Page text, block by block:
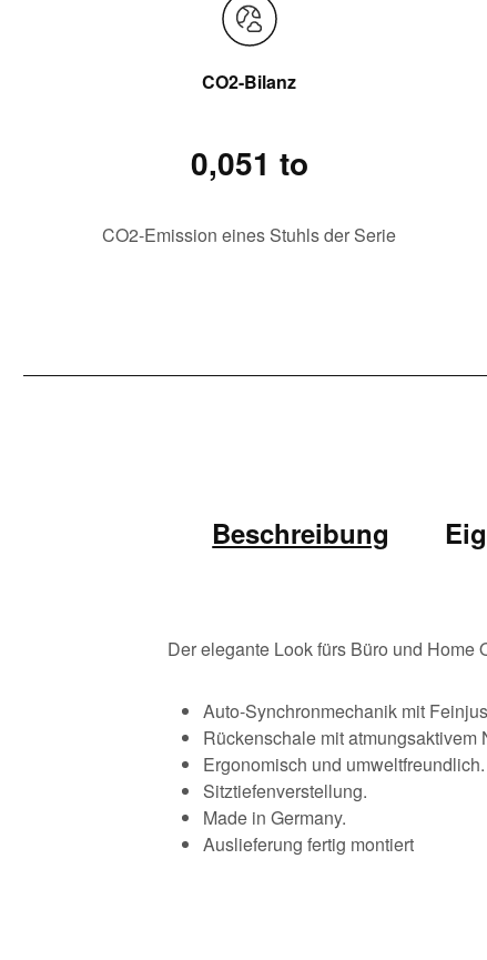
CO2-Bilanz
0,051 to
CO2-Emission eines Stuhls der Serie
Beschreibung
Der elegante Look fürs Büro und Home
Auto-Synchronmechanik mit
Rückenschale mit atmungsaktivem
Ergonomisch und umweltfreundlich.
Sitztiefenverstellung.
Made in Germany.
Auslieferung fertig montiert